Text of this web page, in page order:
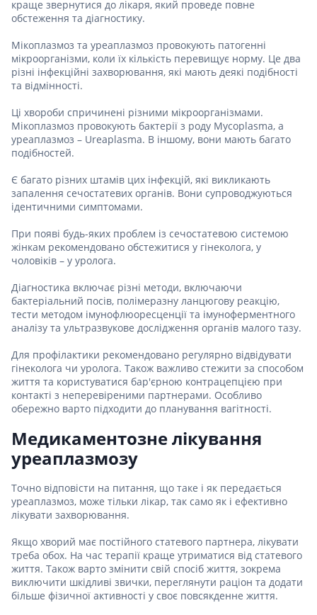
краще звернутися до лікаря, який проведе повне
обстеження та діагностику.
Мікоплазмоз та уреаплазмоз провокують патогенні
мікроорганізми, коли їх кількість перевищує норму. Це два
різні інфекційні захворювання, які мають деякі подібності
та відмінності.
Ці хвороби спричинені різними мікроорганізмами.
Мікоплазмоз провокують бактерії з роду Mycoplasma, а
уреаплазмоз – Ureaplasma. В іншому, вони мають багато
подібностей.
Є багато різних штамів цих інфекцій, які викликають
запалення сечостатевих органів. Вони супроводжуються
ідентичними симптомами.
При появі будь-яких проблем із сечостатевою системою
жінкам рекомендовано обстежитися у гінеколога, у
чоловіків – у уролога.
Діагностика включає різні методи, включаючи
бактеріальний посів, полімеразну ланцюгову реакцію,
тести методом імунофлюоресценції та імуноферментного
аналізу та ультразвукове дослідження органів малого тазу.
Для профілактики рекомендовано регулярно відвідувати
гінеколога чи уролога. Також важливо стежити за способом
життя та користуватися бар'єрною контрацепцією при
контакті з неперевіреними партнерами. Особливо
обережно варто підходити до планування вагітності.
Медикаментозне лікування
уреаплазмозу
Точно відповісти на питання, що таке і як передається
уреаплазмоз, може тільки лікар, так само як і ефективно
лікувати захворювання.
Якщо хворий має постійного статевого партнера, лікувати
треба обох. На час терапії краще утриматися від статевого
життя. Також варто змінити свій спосіб життя, зокрема
виключити шкідливі звички, переглянути раціон та додати
більше фізичної активності у своє повсякденне життя.